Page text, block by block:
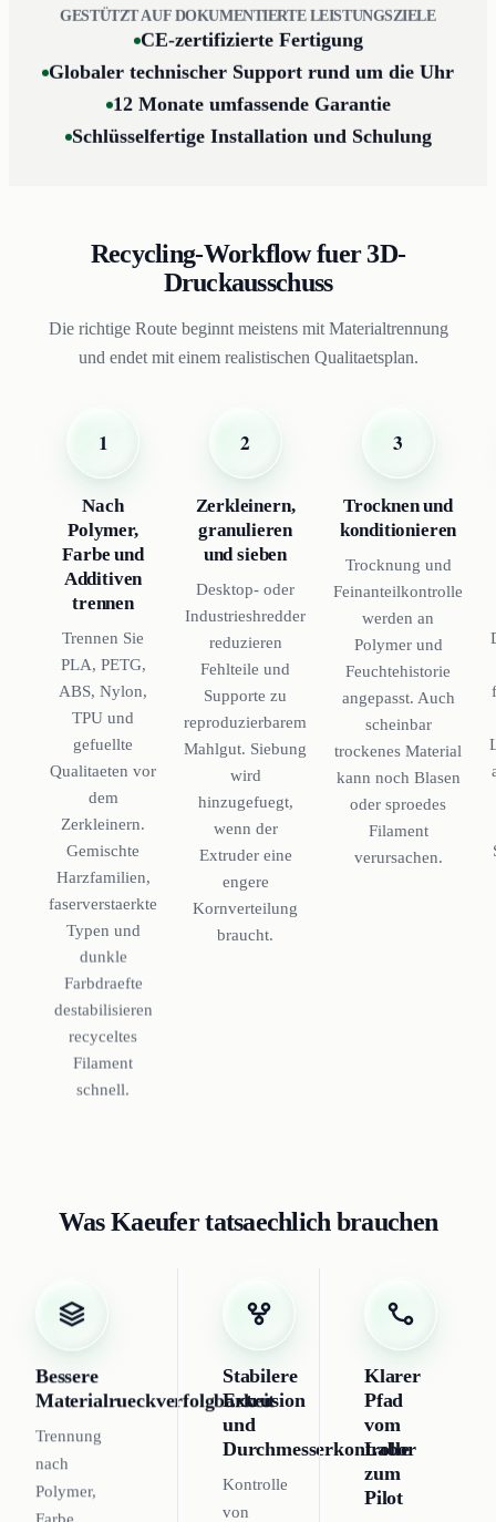
GESTÜTZT AUF DOKUMENTIERTE LEISTUNGSZIELE
CE-zertifizierte Fertigung
Globaler technischer Support rund um die Uhr
12 Monate umfassende Garantie
Schlüsselfertige Installation und Schulung
Recycling-Workflow fuer 3D-
Druckausschuss
Die richtige Route beginnt meistens mit Materialtrennung
und endet mit einem realistischen Qualitaetsplan.
1
Nach
Polymer,
Farbe und
Additiven
trennen
Trennen Sie
PLA, PETG,
ABS, Nylon,
TPU und
gefuellte
Qualitaeten vor
dem
Zerkleinern.
Gemischte
Harzfamilien,
faserverstaerkte
Typen und
dunkle
Farbdraefte
destabilisieren
recyceltes
Filament
schnell.
2
Zerkleinern,
granulieren
und sieben
Desktop- oder
Industrieshredder
reduzieren
Fehlteile und
Supporte zu
reproduzierbarem
Mahlgut. Siebung
wird
hinzugefuegt,
wenn der
Extruder eine
engere
Kornverteilung
braucht.
3
Trocknen und
konditionieren
Trocknung und
Feinanteilkontrolle
werden an
Polymer und
Feuchtehistorie
angepasst. Auch
scheinbar
trockenes Material
kann noch Blasen
oder sproedes
Filament
verursachen.
Was Kaeufer tatsaechlich brauchen
Bessere
Materialrueckverfolgbarkeit
Trennung
nach
Polymer,
Stabilere
Extrusion
und
Durchmesserkontrolle
Kontrolle
von
Klarer
Pfad
vom
Labor
zum
Pilot